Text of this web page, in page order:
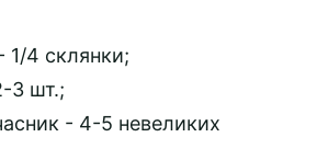
1/4 склянки;
3 шт.;
- 4-5 невеликих